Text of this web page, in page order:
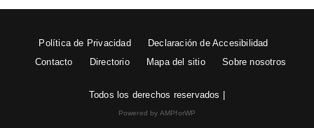
Política de Privacidad
Declaración de Accesibilidad
Contacto
Directorio Mapa del sitio Sobre nosotros
Todos los derechos reservados |
Powered by AMPforWP